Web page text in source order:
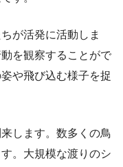
が活発に活動しま
を観察することがで
や飛び込む様子を捉
します。数多くの鳥
。大規模な渡りのシ